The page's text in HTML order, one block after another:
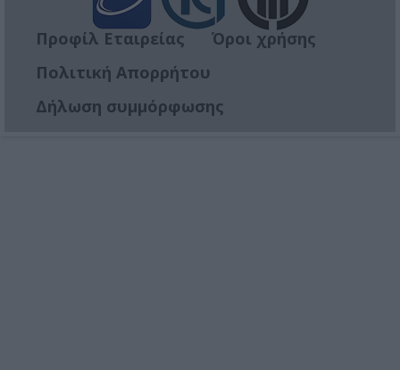
Προφίλ Εταιρείας
Όροι χρήσης
Πολιτική Απορρήτου
Δήλωση συμμόρφωσης